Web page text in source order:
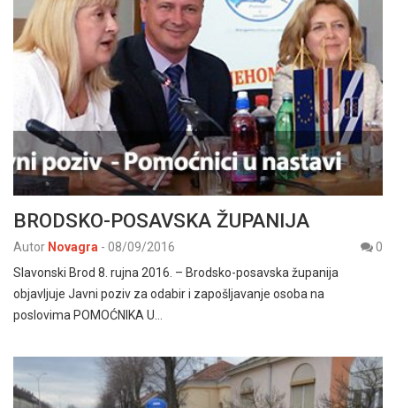
BRODSKO-POSAVSKA ŽUPANIJA
Autor Novagra - 08/09/2016
0
Slavonski Brod 8. rujna 2016. – Brodsko-posavska županija
objavljuje Javni poziv za odabir i zapošljavanje osoba na
poslovima POMOĆNIKA U…